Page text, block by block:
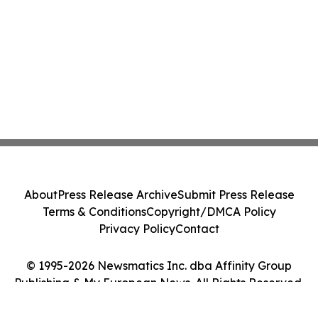
© 1995-2026 Newsmatics Inc. dba Affinity Group
Publishing & My European News. All Rights Reserved.
AboutPress Release ArchiveSubmit Press Release
Terms & ConditionsCopyright/DMCA Policy
Privacy PolicyContact